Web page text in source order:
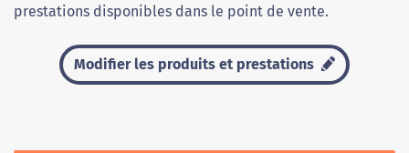
prestations disponibles dans le point de vente.
Modifier les produits et prestations